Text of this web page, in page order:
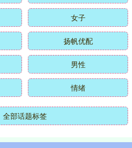
女子
扬帆优配
男性
情绪
全部话题标签